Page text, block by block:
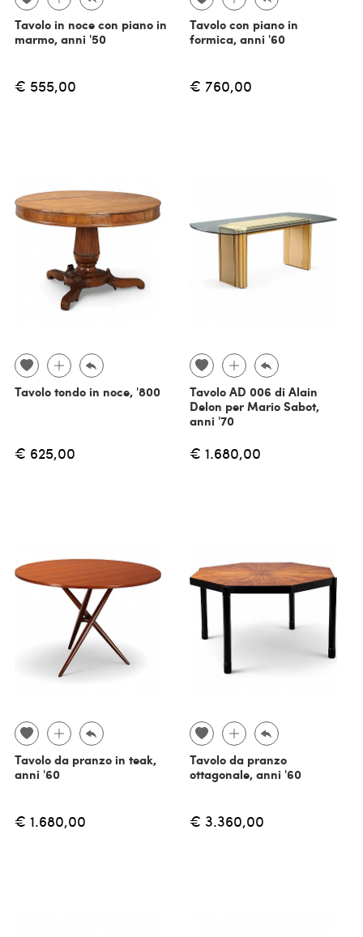
Tavolo in noce con piano in
marmo, anni '50
€ 555,00
Tavolo con piano in
formica, anni '60
€ 760,00
Tavolo tondo in noce, '800
€ 625,00
Tavolo AD 006 di Alain
Delon per Mario Sabot,
anni '70
€ 1.680,00
Tavolo da pranzo in teak,
anni '60
€ 1.680,00
Tavolo da pranzo
ottagonale, anni '60
€ 3.360,00